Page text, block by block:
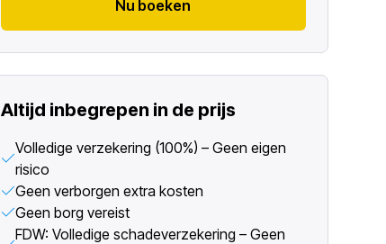
Nu boeken
Altijd inbegrepen in de prijs
Volledige verzekering (100%) – Geen eigen
risico
Geen verborgen extra kosten
Geen borg vereist
FDW: Volledige schadeverzekering – Geen